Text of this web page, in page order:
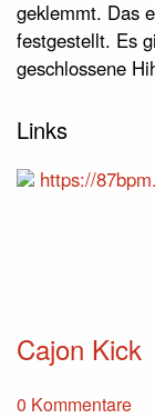
geklemmt. Das
festgestellt. Es
geschlossene
Links
https://
Cajon Kick
0 Kommentare